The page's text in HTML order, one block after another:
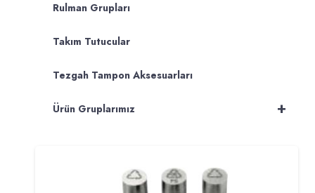
Rulman Grupları
Takım Tutucular
Tezgah Tampon Aksesuarları
+
Ürün Gruplarımız